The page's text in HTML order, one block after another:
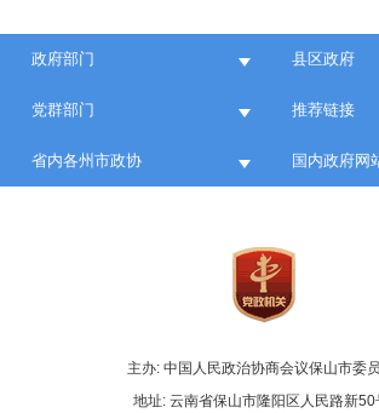
政府部门 县区政府
党群部门 推荐链接
省内各州市政协 国内政府网
主办: 中国人民政治协商会议保山市委
地址: 云南省保山市隆阳区人民路新50